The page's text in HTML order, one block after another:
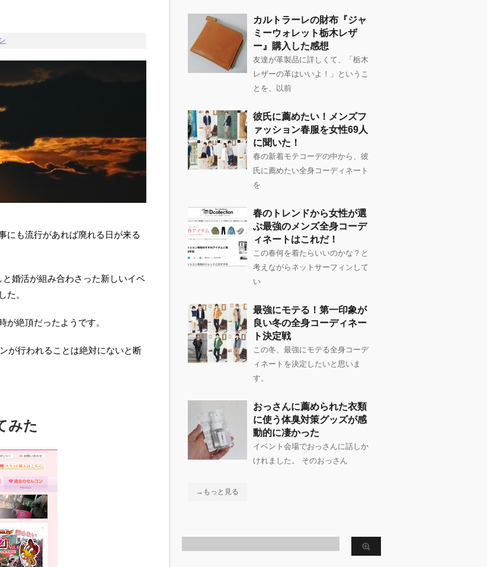
にも流行があれば廃れる日が来る
婚活が組み合わさった新しいイベ
た。
が絶頂だったようです。
が行われることは絶対にないと断
みた
カルトラーレの財布『ジャ
ミーウォレット栃木レザ
ー』購入した感想
友達が革製品に詳しくて、「栃木
レザーの革はいいよ！」というこ
とを、以前
彼氏に薦めたい！メンズフ
ァッション春服を女性69人
に聞いた！
春の新着モテコーデの中から、彼
氏に薦めたい全身コーディネート
を
春のトレンドから女性が選
ぶ最強のメンズ全身コーデ
ィネートはこれだ！
この春何を着たらいいのかな？と
考えながらネットサーフィンして
い
最強にモテる！第一印象が
良い冬の全身コーディネー
ト決定戦
この冬、最強にモテる全身コーデ
ィネートを決定したいと思いま
す。
おっさんに薦められた衣類
に使う体臭対策グッズが感
動的に凄かった
イベント会場でおっさんに話しか
けれました。 そのおっさん
→もっと見る